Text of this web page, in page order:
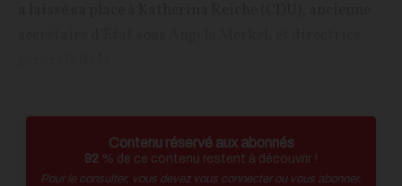
Contenu réservé aux abonnés
92 % de ce contenu restent à découvrir !
Pour le consulter, vous devez vous connecter ou vous abonner.